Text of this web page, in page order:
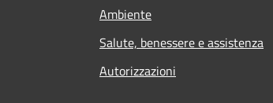
Ambiente
Salute, benessere e assistenza
Autorizzazioni